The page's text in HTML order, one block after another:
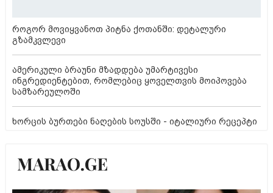
როგორ მოვიყვანოთ პიტნა ქოთანში: დეტალური
გზამკვლევი
ამერიკული ბრაუნი მზადდება უმარტივესი
ინგრედიენტებით, რომლებიც ყოველთვის მოიპოვება
სამზარეულოში
ხორცის ბურთები ნაღების სოუსში - იტალიური რეცეპტი